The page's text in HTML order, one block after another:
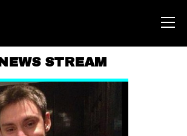
ABOUT
AREA
NEWS STREAM